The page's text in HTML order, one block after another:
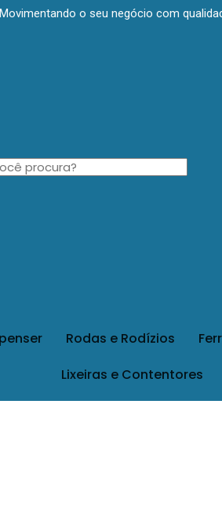
Movimentando o seu negócio com
Rodas e Rodízios
Lixeiras e Contentores